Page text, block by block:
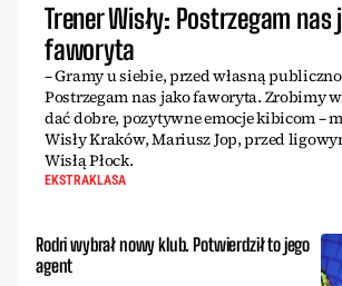
Trener Wisły: Postrzegam nas
faworyta
– Gramy u siebie, przed własną
Postrzegam nas jako faworyta. Zrobimy
dać dobre, pozytywne emocje kibicom –
Wisły Kraków, Mariusz Jop, przed
Wisłą Płock.
EKSTRAKLASA
Rodri wybrał nowy klub. Potwierdził to jego
agent